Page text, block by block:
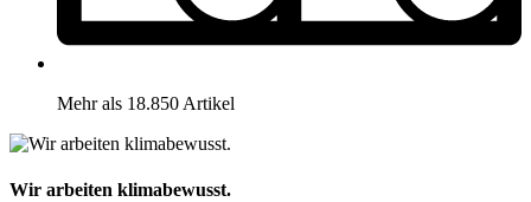
Mehr als 18.850 Artikel
Wir arbeiten klimabewusst.